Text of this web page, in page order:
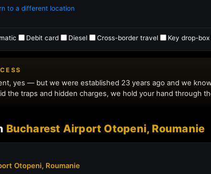
Bucharest Airport Otopeni, Roumanie
Otopeni, Roumanie